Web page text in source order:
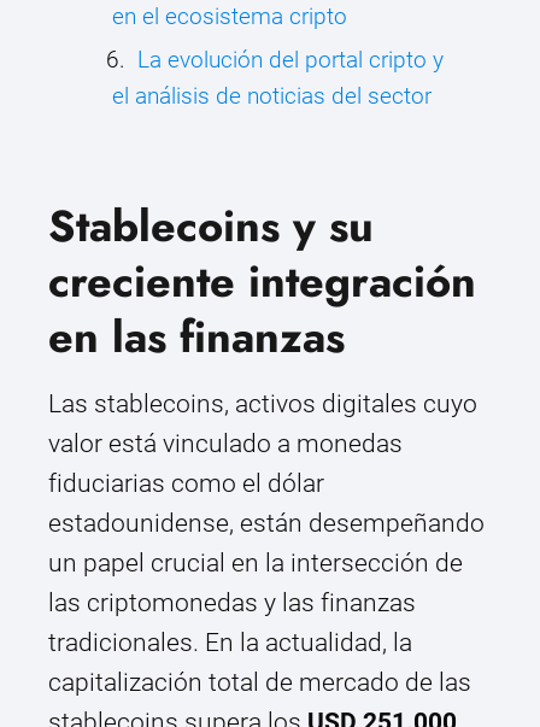
en el ecosistema cripto
La evolución del portal cripto y
el análisis de noticias del sector
Stablecoins y su
creciente integración
en las finanzas
Las stablecoins, activos digitales cuyo
valor está vinculado a monedas
fiduciarias como el dólar
estadounidense, están desempeñando
un papel crucial en la intersección de
las criptomonedas y las finanzas
tradicionales. En la actualidad, la
capitalización total de mercado de las